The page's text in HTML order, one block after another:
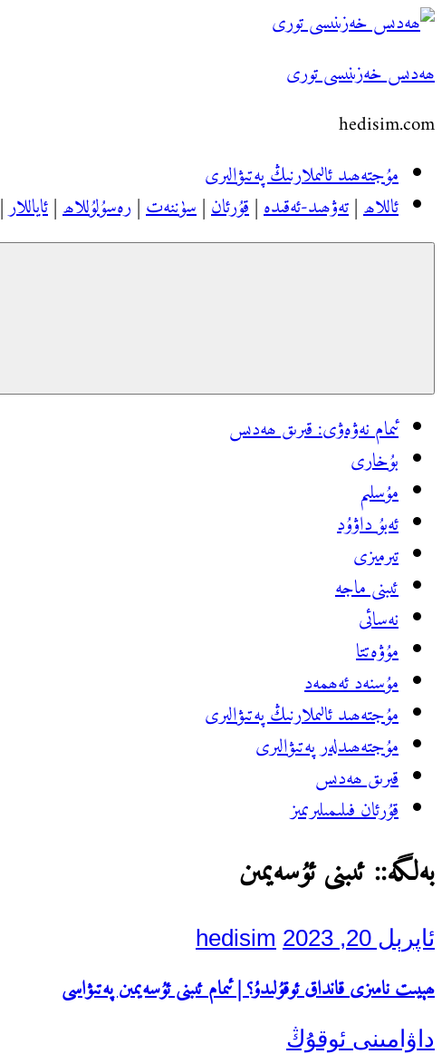
Skip
content
ھەدىس خەزىنىسى تورى
hedisim.com
مۇجتەھىد ئالىملارنىڭ پەتىۋالىرى
ئاللاھ|تەۋھىد-ئەقىدە|قۇرئان|سۈننەت|رەسۇلۇللاھ|ئاياللار|
ئىمام نەۋەۋى: قىرىق ھەدىس
بۇخارى
مۇسلىم
ئەبۇ داۋۇد
تىرمىزى
ئىبنى ماجە
نەسائى
مۇۋەتتا
مۇسنەد ئ‍ەھمەد
مۇجتەھىد ئالىملارنىڭ پەتىۋالىرى
مۇجتەھىدلەر پەتىۋالىرى
قىرىق ھەدىس
قۇرئان فىلىمىلىرىمىز
بەلگە::ئىبنى ئۇسەيمىن
ئاپرېل 20, 2023 hedisim
ھېيىت نامىزى قانداق ئوقۇلىدۇ؟ | ئىمام ئىبنى ئۇسەيمىن پەتىۋاسى
داۋامىنى ئوقۇڭ